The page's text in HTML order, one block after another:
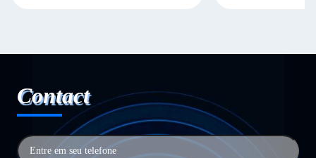
Contact